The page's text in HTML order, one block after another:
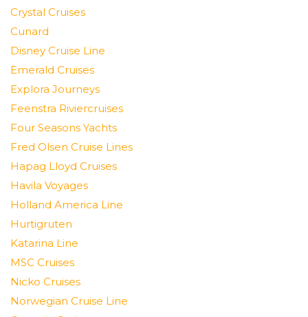
Crystal Cruises
Cunard
Disney Cruise Line
Emerald Cruises
Explora Journeys
Feenstra Riviercruises
Four Seasons Yachts
Fred Olsen Cruise Lines
Hapag Lloyd Cruises
Havila Voyages
Holland America Line
Hurtigruten
Katarina Line
MSC Cruises
Nicko Cruises
Norwegian Cruise Line